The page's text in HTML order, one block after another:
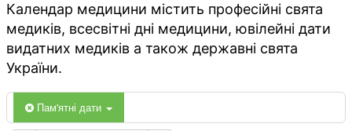
Календар медицини містить професійні свята
медиків, всесвітні дні медицини, ювілейні дати
видатних медиків а також державні свята
України.
Пам'ятні дати